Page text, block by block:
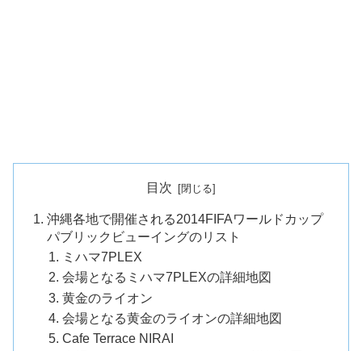
目次
沖縄各地で開催される2014FIFAワールドカップ
パブリックビューイングのリスト
ミハマ7PLEX
会場となるミハマ7PLEXの詳細地図
黄金のライオン
会場となる黄金のライオンの詳細地図
Cafe Terrace NIRAI